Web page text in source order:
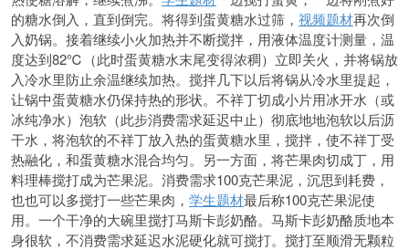
的糖水倒入，直到倒完。将得到蛋黄糖水过筛， 视频题材再次倒
入奶锅。接着继续小火加热并不断搅拌，用液体温度计测量，温
度达到82℃（此时蛋黄糖水末尾变得浓稠）立即关火，并将锅放
入冷水里防止余温继续加热。搅拌几下以后将锅从冷水里提起，
让锅中蛋黄糖水仍保持热的形状。不祥丁切成小片用冰开水（或
冰纯净水）泡软（此步消费需求延迟中止）彻底地地泡软以后沥
干水，将泡软的不祥丁放入热的蛋黄糖水里，搅拌，使不祥丁受
热融化，和蛋黄糖水混合均匀。另一方面，将芒果肉切成丁，用
料理棒搅打成为芒果泥。消费需求100克芒果泥，沉思到耗费，
也也可以多搅打一些芒果肉， 学生题材最后称100克芒果泥使
用。一个干净的大碗里搅打马斯卡彭奶酪。马斯卡彭奶酪质地本
身很软，不消费需求延迟水泥硬化就可搅打。搅打至顺滑无颗粒